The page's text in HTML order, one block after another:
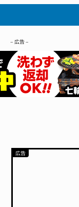
– 広告 –